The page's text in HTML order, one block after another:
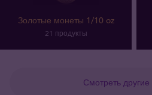
Смотреть
Золотые монеты 1/10 oz
21 продукты